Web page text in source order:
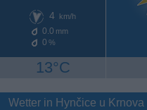
4 km/h
0.0 mm
0 %
13°C
Wetter in Hynčice u Krnova